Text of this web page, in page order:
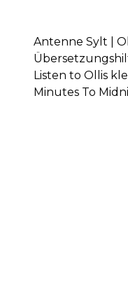
Antenne Sylt |
Listen to Ollis
Minutes To